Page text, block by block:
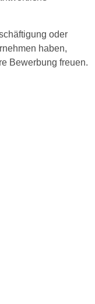
oder
haben,
Bewerbung freuen.